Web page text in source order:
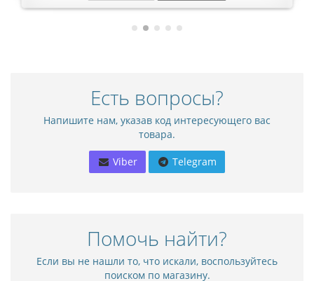
Есть вопросы?
Напишите нам, указав код интересующего вас
товара.
Viber Telegram
Помочь найти?
Если вы не нашли то, что искали, воспользуйтесь
поиском по магазину.